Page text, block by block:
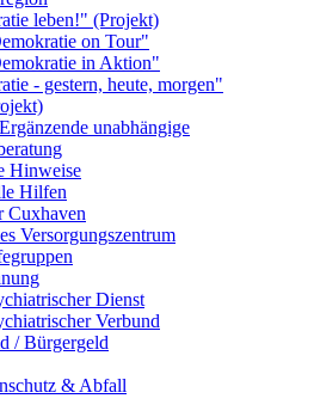
leben!" (Projekt)
on Tour"
in Aktion"
- gestern, heute, morgen"
unabhängige
Hinweise
Hilfen
Cuxhaven
Versorgungszentrum
Dienst
Verbund
/ Bürgergeld
& Abfall